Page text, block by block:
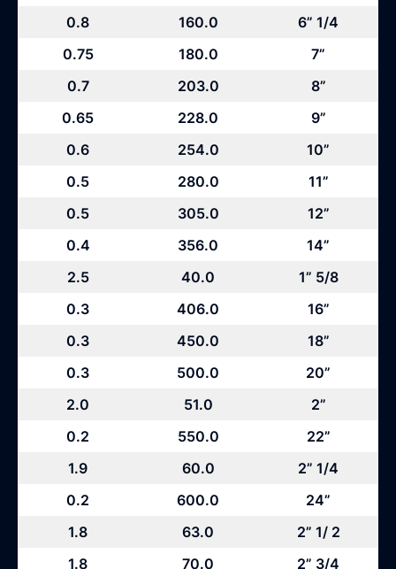
0.8
160.0
6” 1/4
0.75
180.0
7”
0.7
203.0
8”
0.65
228.0
9”
0.6
254.0
10”
0.5
280.0
11”
0.5
305.0
12”
0.4
356.0
14”
2.5
40.0
1” 5/8
0.3
406.0
16”
0.3
450.0
18”
0.3
500.0
20”
2.0
51.0
2”
0.2
550.0
22”
1.9
60.0
2” 1/4
0.2
600.0
24”
1.8
63.0
2” 1/ 2
1.8
70.0 2” 3/4